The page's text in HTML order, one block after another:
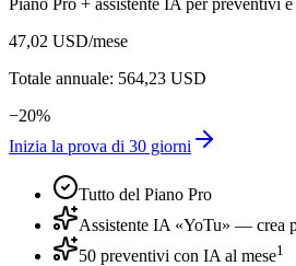
Piano Pro + assistente IA per preventivi
47,02 USD/mese
Totale annuale: 564,23 USD
−20%
Inizia la prova di 30 giorni
Tutto del Piano Pro
Assistente IA «YoTu» — crea
50 preventivi con IA al mese1